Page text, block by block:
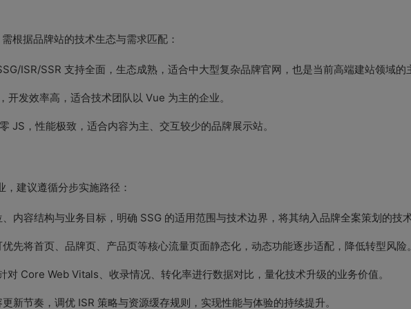
根据品牌站的技术生态与需求匹配：
ISR/SSR 支持全面，生态成熟，适合中大型复杂品牌官网，也是当前高端建站领域的
开发效率高，适合技术团队以 Vue 为主的企业。
JS，性能极致，适合内容为主、交互较少的品牌展示站。
建议遵循分步实施路径：
、内容结构与业务目标，明确 SSG 的适用范围与技术边界，将其纳入品牌全案策划的技术
优先将首页、品牌页、产品页等核心流量页面静态化，动态功能逐步适配，降低转型风险。
对 Core Web Vitals、收录情况、转化率进行数据对比，量化技术升级的业务价值。
更新节奏，调优 ISR 策略与资源缓存规则，实现性能与体验的持续提升。